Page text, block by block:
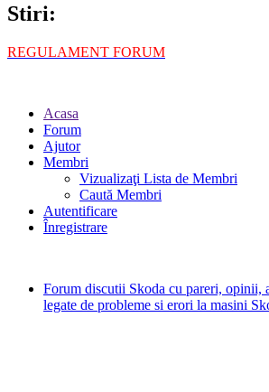
Stiri:
REGULAMENT FORUM
Acasa
Forum
Ajutor
Membri
Vizualizaţi Lista de Membri
Caută Membri
Autentificare
Înregistrare
Forum discutii Skoda cu pareri, opinii,
legate de probleme si erori la masini